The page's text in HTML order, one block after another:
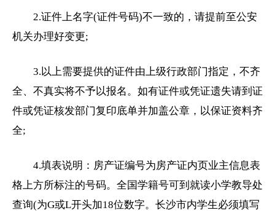
2.证件上名字(证件号码)不一致的，请提前至公安
机关办理好变更;
3.以上需要提供的证件由上级行政部门指定，不齐
全、不真实将不予以报名。如有证件或凭证遗失请到证
件或凭证核发部门复印底单并加盖公章，以保证资料齐
全;
4.填表说明：房产证编号为房产证内页业主信息表
格上方所标注的号码。全国学籍号可到就读小学教导处
查询(为G或L开头加18位数字。长沙市内学生必须填写